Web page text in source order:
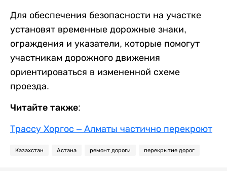
Для обеспечения безопасности на участке
установят временные дорожные знаки,
ограждения и указатели, которые помогут
участникам дорожного движения
ориентироваться в измененной схеме
проезда.
Читайте также:
Трассу Хоргос – Алматы частично перекроют
Казахстан Астана ремонт дороги перекрытие дорог